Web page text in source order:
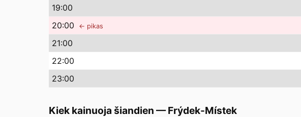
19:00
20:00 ← pikas
21:00
22:00
23:00
Kiek kainuoja šiandien —Frýdek-Místek